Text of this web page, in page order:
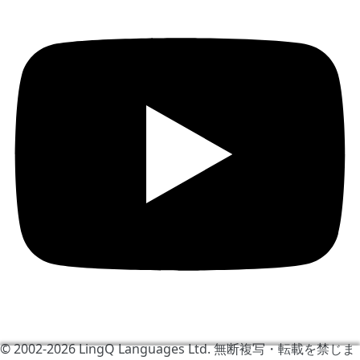
© 2002-2026LingQ Languages Ltd.無断複写・転載を禁じま